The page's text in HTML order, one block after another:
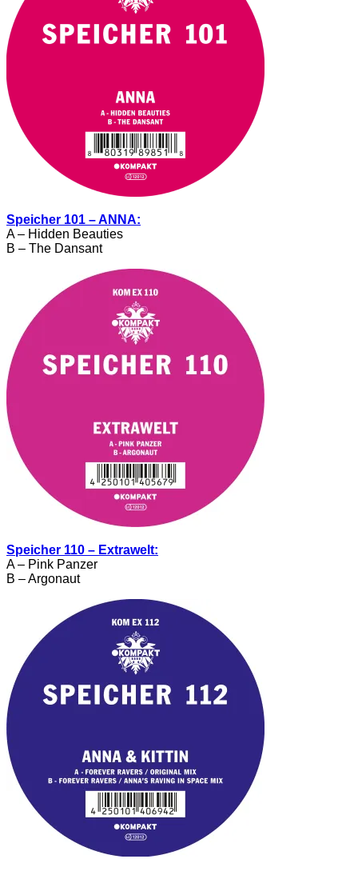
Speicher 101 – ANNA:
A – Hidden Beauties
B – The Dansant
Speicher 110 – Extrawelt:
A – Pink Panzer
B – Argonaut